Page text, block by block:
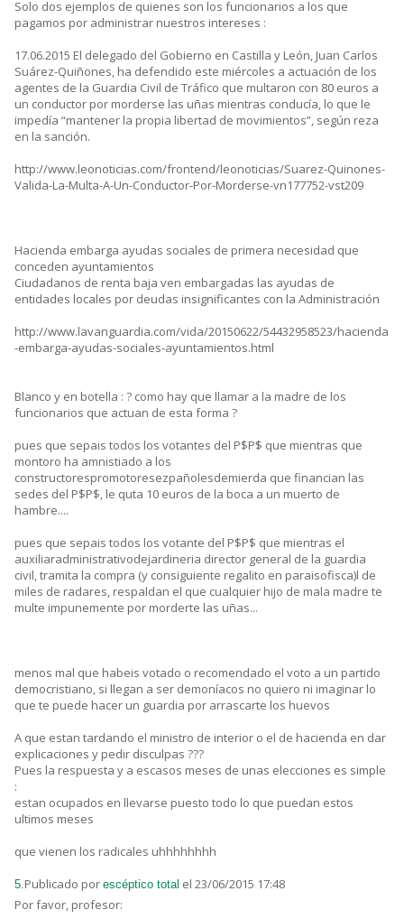
Solo dos ejemplos de quienes son los funcionarios a los que
pagamos por administrar nuestros intereses :
17.06.2015 El delegado del Gobierno en Castilla y León, Juan Carlos
Suárez-Quiñones, ha defendido este miércoles a actuación de los
agentes de la Guardia Civil de Tráfico que multaron con 80 euros a
un conductor por morderse las uñas mientras conducía, lo que le
impedía “mantener la propia libertad de movimientos”, según reza
en la sanción.
http://www.leonoticias.com/frontend/leonoticias/Suarez-Quinones-
Valida-La-Multa-A-Un-Conductor-Por-Morderse-vn177752-vst209
Hacienda embarga ayudas sociales de primera necesidad que
conceden ayuntamientos
Ciudadanos de renta baja ven embargadas las ayudas de
entidades locales por deudas insignificantes con la Administración
http://www.lavanguardia.com/vida/20150622/54432958523/hacienda
-embarga-ayudas-sociales-ayuntamientos.html
Blanco y en botella : ? como hay que llamar a la madre de los
funcionarios que actuan de esta forma ?
pues que sepais todos los votantes del P$P$ que mientras que
montoro ha amnistiado a los
constructorespromotoresezpañolesdemierda que financian las
sedes del P$P$, le quta 10 euros de la boca a un muerto de
hambre....
pues que sepais todos los votante del P$P$ que mientras el
auxiliaradministrativodejardineria director general de la guardia
civil, tramita la compra (y consiguiente regalito en paraisofisca)l de
miles de radares, respaldan el que cualquier hijo de mala madre te
multe impunemente por morderte las uñas...
menos mal que habeis votado o recomendado el voto a un partido
democristiano, si llegan a ser demoníacos no quiero ni imaginar lo
que te puede hacer un guardia por arrascarte los huevos
A que estan tardando el ministro de interior o el de hacienda en dar
explicaciones y pedir disculpas ???
Pues la respuesta y a escasos meses de unas elecciones es simple
:
estan ocupados en llevarse puesto todo lo que puedan estos
ultimos meses
que vienen los radicales uhhhhhhhh
5.Publicado por escéptico total el 23/06/2015 17:48
Por favor, profesor: